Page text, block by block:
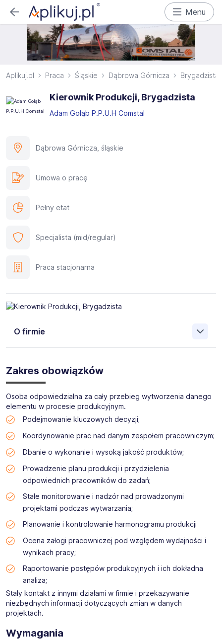
Menu
Aplikuj.pl Praca Śląskie Dąbrowa Górnicza Brygadzista
Kierownik Produkcji, Brygadzista
Adam Gołąb P.P.U.H Comstal
Dąbrowa Górnicza, śląskie
Umowa o pracę
Pełny etat
Specjalista (mid/regular)
Praca stacjonarna
O firmie
roku. P.P.U.H Comstal jest jednym z niewielu producentów
elementów stalowych, urządzeń energetycznych oraz
prac montażowo-remontowych w przemyśle ciężkim w
Zagłębiu Dąbrowskim realizowanych pod klucz.
Zajmuje się i funkcjonuje w branży technologicznej,
energetycznej, przemysłowej i w budowlanej. Zakres
terytorialny, w którym działamy to obszar całego kraju jak i
również Europy.
Zakres obowiązków
Osoba odpowiedzialna za cały przebieg wytworzenia danego
elementu w procesie produkcyjnym.
Podejmowanie kluczowych decyzji;
Koordynowanie prac nad danym zespołem pracowniczym;
Dbanie o wykonanie i wysoką jakość produktów;
Prowadzenie planu produkcji i przydzielenia
odpowiednich pracowników do zadań;
Stałe monitorowanie i nadzór nad prowadzonymi
projektami podczas wytwarzania;
Planowanie i kontrolowanie harmonogramu produkcji
Ocena załogi pracowniczej pod względem wydajności i
wynikach pracy;
Raportowanie postępów produkcyjnych i ich dokładna
analiza;
Stały kontakt z innymi działami w firmie i przekazywanie
niezbędnych informacji dotyczących zmian w danych
projektach.
Wymagania